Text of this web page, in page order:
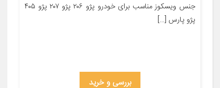
جنس ویسکوز مناسب برای خودرو پژو ۲۰۶ پژو ۲۰۷ پژو ۴۰۵
پژو پارس […]
بررسی و خرید